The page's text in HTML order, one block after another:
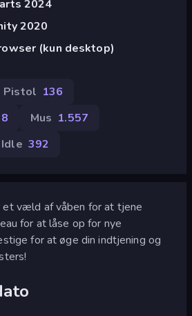
2024
2020
(kun desktop)
Pistol 136
Mus 1.557
Idle 392
et væld af våben for at tjene
for at låse op for nye
for at øge din indtjening og